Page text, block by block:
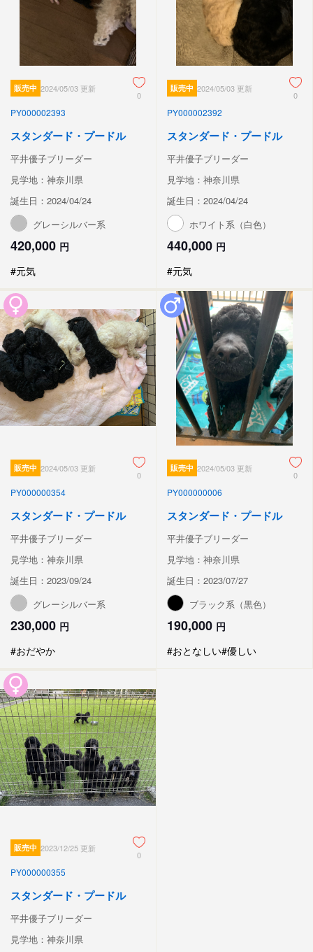
販売中 2024/05/03 更新
0
PY000002393
スタンダード・プードル
平井優子ブリーダー
見学地：神奈川県
誕生日：2024/04/24
グレーシルバー系
420,000 円
#元気
販売中 2024/05/03 更新
0
PY000002392
スタンダード・プードル
平井優子ブリーダー
見学地：神奈川県
誕生日：2024/04/24
ホワイト系（白色）
440,000 円
#元気
販売中 2024/05/03 更新
0
PY000000354
スタンダード・プードル
平井優子ブリーダー
見学地：神奈川県
誕生日：2023/09/24
グレーシルバー系
230,000 円
#おだやか
販売中 2024/05/03 更新
0
PY000000006
スタンダード・プードル
平井優子ブリーダー
見学地：神奈川県
誕生日：2023/07/27
ブラック系（黒色）
190,000 円
#おとなしい#優しい
販売中 2023/12/25 更新
0
PY000000355
スタンダード・プードル
平井優子ブリーダー
見学地：神奈川県